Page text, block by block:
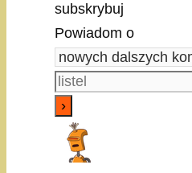
subskrybuj
Powiadom o